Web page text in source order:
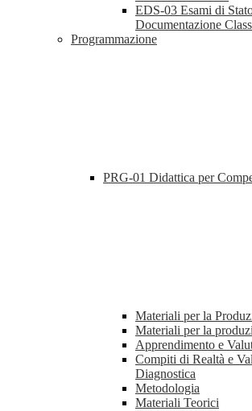
EDS-03 Esami di
Documentazione
Programmazione
PRG-01 Didattica per
Materiali per la
Materiali per la
Apprendimento e
Compiti di Realtà e
Diagnostica
Metodologia
Materiali Teorici